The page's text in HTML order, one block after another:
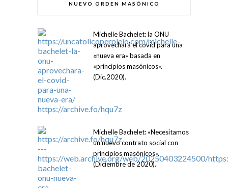
NUEVO ORDEN MASÓNICO
Michelle Bachelet: la ONU
aprovechará el covid para una
«nueva era» basada en
«principios masónicos».
(Dic.2020).
Michelle Bachelet: «Necesitamos
un nuevo contrato social con
principios masónicos».
(Diciembre de 2020).